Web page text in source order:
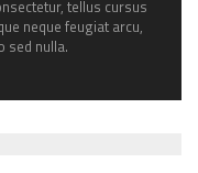
tellus cursus
neque feugiat arcu,
sed nulla.